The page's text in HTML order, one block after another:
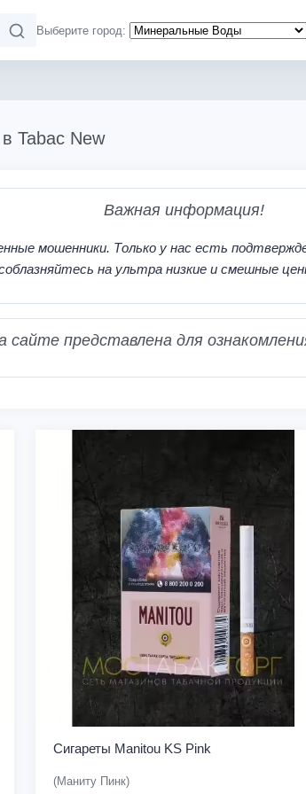
Выберите город:
Tabac New
Важная информация!
мошенники. Только у нас есть
на ультра низкие и смешные
представлена для
Сигареты Manitou KS Pink
(Маниту Пинк)